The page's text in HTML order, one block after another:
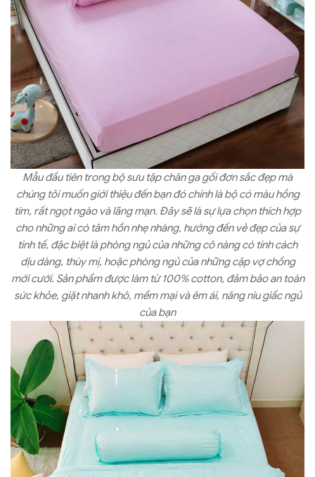
Mẫu đầu tiên trong bộ sưu tập chăn ga gối đơn sắc đẹp mà
chúng tôi muốn giới thiệu đến bạn đó chính là bộ có màu hồng
tím, rất ngọt ngào và lãng mạn. Đây sẽ là sự lựa chọn thích hợp
cho những ai có tâm hồn nhẹ nhàng, hướng đến vẻ đẹp của sự
tinh tế, đặc biệt là phòng ngủ của những cô nàng có tính cách
dịu dàng, thùy mị, hoặc phòng ngủ của những cặp vợ chồng
mới cưới. Sản phẩm được làm từ 100% cotton, đảm bảo an toàn
sức khỏe, giặt nhanh khô, mềm mại và êm ái, nâng niu giấc ngủ
của bạn